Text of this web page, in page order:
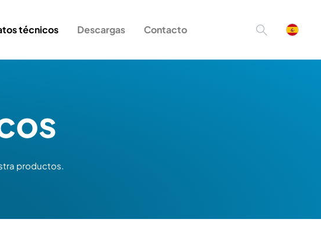
técnicos Descargas Contacto
productos.